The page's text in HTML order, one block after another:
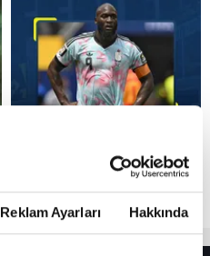
Reklam Ayarları Hakkında